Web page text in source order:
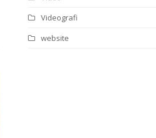
Videografi
website